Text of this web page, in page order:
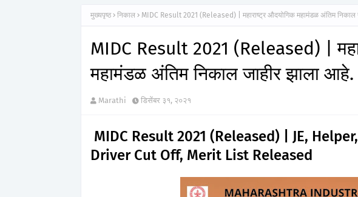
मुख्यपृष्ठ निकाल MIDC Result 2021 (Released) | महाराष्ट्र औदयोगिक महामंडळ अंतिम निकाल
MIDC Result 2021 (Released) |
महामंडळ अंतिम निकाल जाहीर झाला आहे.
Marathi डिसेंबर ३१, २०२१
MIDC Result 2021 (Released) | JE,
Driver Cut Off, Merit List Released